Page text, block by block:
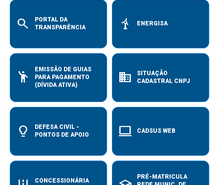
search
PORTAL DA
TRANSPARÊNCIA
energy ENERGISA
emoji_people
EMISSÃO DE GUIAS
PARA PAGAMENTO
(DÍVIDA ATIVA)
domain
SITUAÇÃO
CADASTRAL CNPJ
lightbulb_2
DEFESA CIVIL -
PONTOS DE APOIO
computer CADSUS WEB
CONCESSIONÁRIA
PRÉ-MATRICULA